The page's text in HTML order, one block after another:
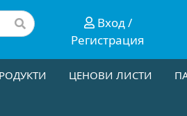
Вход /
Регистрация
ЦЕНОВИ ЛИСТИ